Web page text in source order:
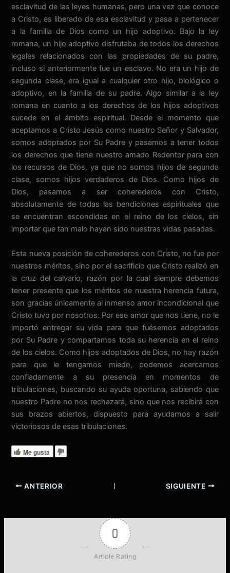
esclavitud de las leyes humanas, pero una vez que conoce
a Cristo, es liberado de esa esclavitud y pasa a pertenecer
a la familia de Dios como un hijo adoptivo. Bajo la ley
romana, un hijo adoptivo disfrutaba de todos los derechos
legales relacionados con las propiedades de su padre,
incluso si anteriormente fue un esclavo. No era un hijo de
segunda clase, era igual a cualquier otro hijo, biológico o
adoptivo, en la familia de su padre. Algo similar a la ley
romana en cuanto a los derechos de los hijos adoptivos
sucede en el ámbito espiritual. Desde el momento que
aceptamos a Cristo Jesús como nuestro Señor y Salvador,
somos adoptados por Su Padre y pasamos a tener todos
los derechos que tiene nuestro amado Redentor para con
los recursos de Dios, ya que no somos hijos de segunda
clase, somos hijos verdaderos de Dios. Como hijos de
Dios, pasamos a ser coherederos con Cristo,
absolutamente de todas las bendiciones espirituales que
se encuentran escondidas en el reino de los cielos, sin
importar que tan malo hayan sido nuestras vidas pasadas.
Esta nueva posición de coherederos con Cristo, no fue por
nuestros méritos, sino por el sacrificio que Cristo realizó en
la cruz del calvario, razón por la cual siempre debemos
tener presente que los méritos de nuestra herencia futura,
son gracias únicamente al inmenso amor incondicional que
Cristo tuvo por nosotros. Por ese amor que nos tiene, no le
importó entregar su vida para que fuésemos adoptados
por Su Padre y compartamos toda su herencia en el reino
de los cielos. Como hijos adoptados de Dios, no hay razón
para que le tengamos miedo, podemos acercarnos
confiadamente a su presencia en momentos de
tribulaciones, buscando su ayuda oportuna, sabiendo que
nuestro Padre no nos rechazará, sino que nos recibirá con
sus brazos abiertos, dispuesto para ayudarnos a salir
victoriosos de esas tribulaciones.
Me gusta
ANTERIOR SIGUIENTE
0
Article Rating